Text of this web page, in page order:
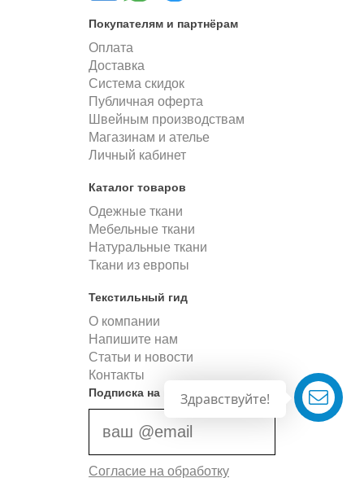
Здравствуйте!
Покупателям и партнёрам
Оплата
Доставка
Система скидок
Публичная оферта
Швейным производствам
Магазинам и ателье
Личный кабинет
Каталог товаров
Одежные ткани
Мебельные ткани
Натуральные ткани
Ткани из европы
Текстильный гид
О компании
Напишите нам
Статьи и новости
Контакты
Подписка на новости
Согласие на обработку